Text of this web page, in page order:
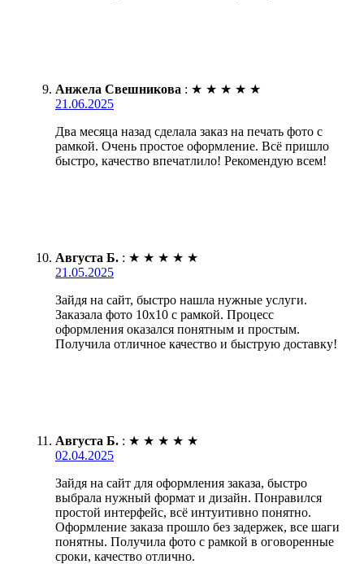
Анжела Свешникова : ★ ★ ★ ★ ★
21.06.2025
Два месяца назад сделала заказ на печать фото с
рамкой. Очень простое оформление. Всё пришло
быстро, качество впечатлило! Рекомендую всем!
Августа Б. : ★ ★ ★ ★ ★
21.05.2025
Зайдя на сайт, быстро нашла нужные услуги.
Заказала фото 10х10 с рамкой. Процесс
оформления оказался понятным и простым.
Получила отличное качество и быструю доставку!
Августа Б. : ★ ★ ★ ★ ★
02.04.2025
Зайдя на сайт для оформления заказа, быстро
выбрала нужный формат и дизайн. Понравился
простой интерфейс, всё интуитивно понятно.
Оформление заказа прошло без задержек, все шаги
понятны. Получила фото с рамкой в оговоренные
сроки, качество отлично.